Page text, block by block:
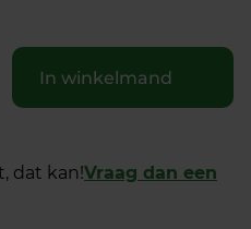
In winkelmand
dat kan!Vraag dan een